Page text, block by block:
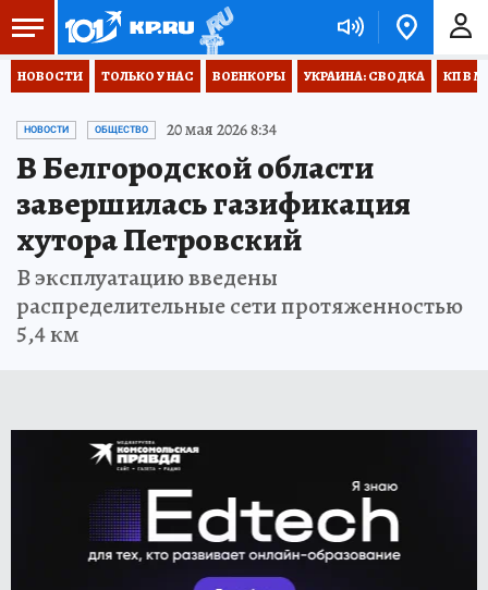
НОВОСТИ ТОЛЬКО У НАС ВОЕНКОРЫ УКРАИНА: СВОДКА КП В
НОВОСТИ ОБЩЕСТВО 20 мая 2026 8:34
В Белгородской области
завершилась газификация
хутора Петровский
В эксплуатацию введены
распределительные сети протяженностью
5,4 км